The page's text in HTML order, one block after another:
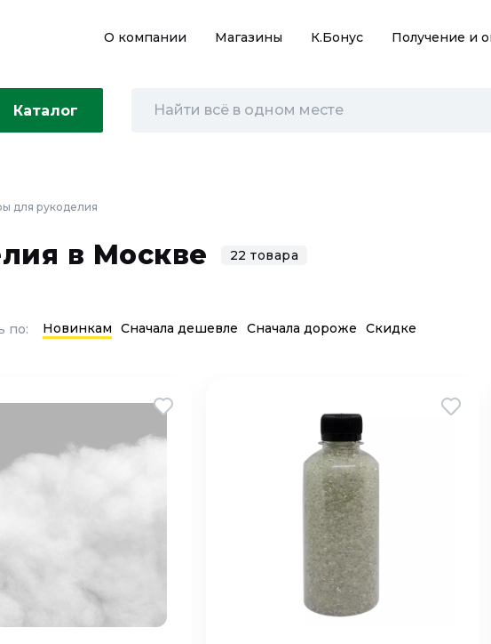
О компании Магазины К.Бонус Получение и
Каталог
для рукоделия
в Москве 22 товара
по: Новинкам Сначала дешевле Сначала дороже Скидке